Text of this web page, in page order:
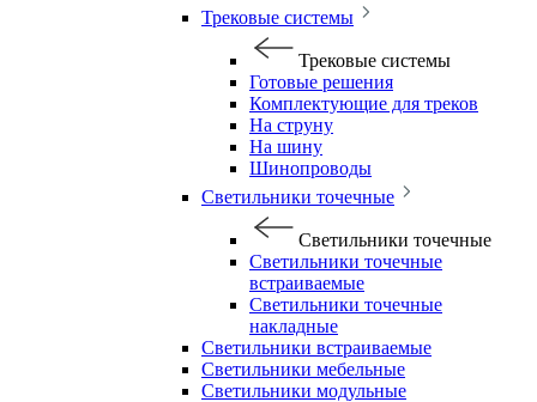
Трековые системы
Трековые системы
Готовые решения
Комплектующие для треков
На струну
На шину
Шинопроводы
Светильники точечные
Светильники точечные
Светильники точечные
встраиваемые
Светильники точечные
накладные
Светильники встраиваемые
Светильники мебельные
Светильники модульные